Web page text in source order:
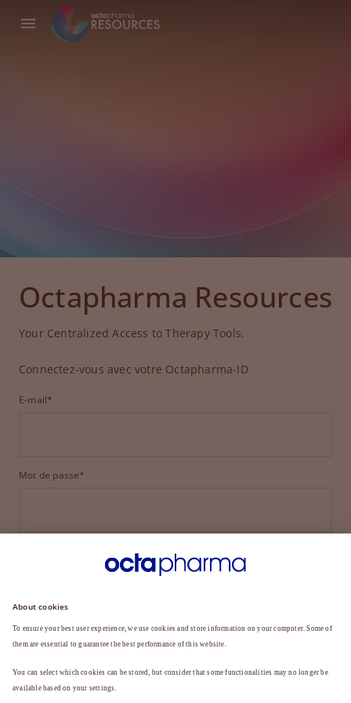
Octapharma Resources
Your Centralized Access to Therapy Tools.
Connectez-vous avec votre Octapharma-ID
E-mail*
Mot de passe*
CONNEXION
MOT DE PASSE OUBLIÉ ?
Vous n'êtes pas encore membre ?